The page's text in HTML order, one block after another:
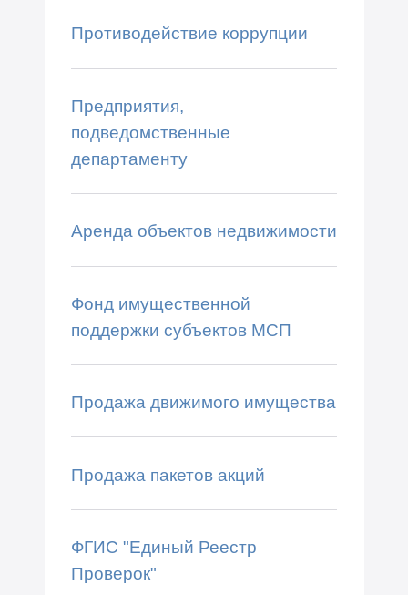
Противодействие коррупции
Предприятия,
подведомственные
департаменту
Аренда объектов недвижимости
Фонд имущественной
поддержки субъектов МСП
Продажа движимого имущества
Продажа пакетов акций
ФГИС "Единый Реестр
Проверок"